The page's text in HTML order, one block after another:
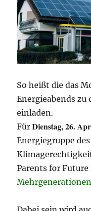
So heißt die das
Energieabends zu
einladen.
FürDienstag, 26.
Energiegruppe des
Parents for Future